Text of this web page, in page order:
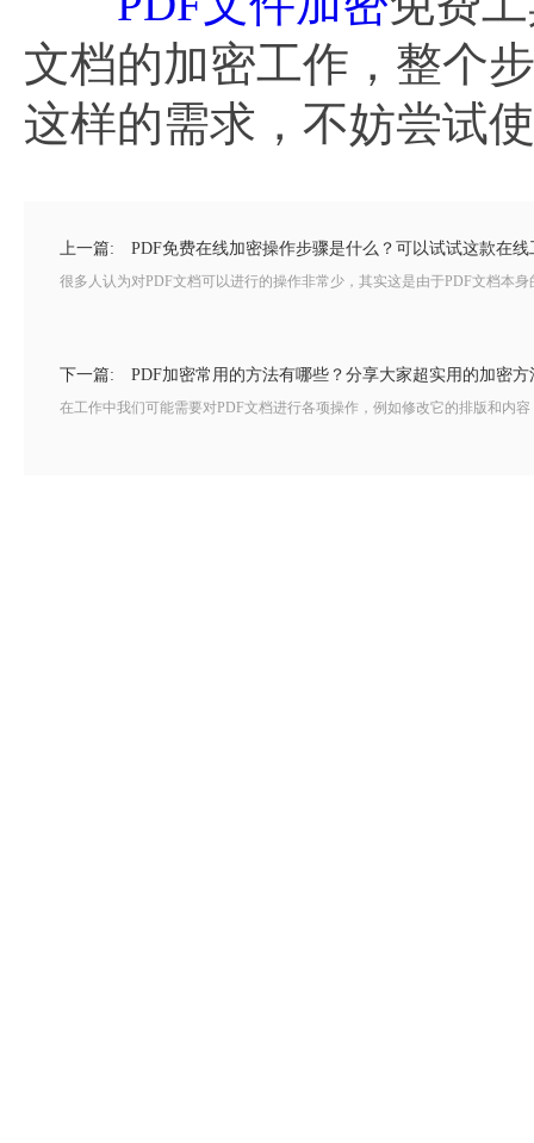
文档的加密工作，整个
这样的需求，不妨尝试
上一篇: PDF免费在线加密操作步骤是什么？可以试试这款在线
很多人认为对PDF文档可以进行的操作非常少，其实这是由于PDF文档本
下一篇: PDF加密常用的方法有哪些？分享大家超实用的加密方
在工作中我们可能需要对PDF文档进行各项操作，例如修改它的排版和内